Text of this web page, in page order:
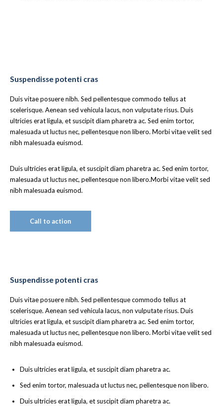
Suspendisse potenti cras
Duis vitae posuere nibh. Sed pellentesque commodo tellus at
scelerisque. Aenean sed vehicula lacus, non vulputate risus. Duis
ultricies erat ligula, et suscipit diam pharetra ac. Sed enim tortor,
malesuada ut luctus nec, pellentesque non libero. Morbi vitae velit sed
nibh malesuada euismod.
Duis ultricies erat ligula, et suscipit diam pharetra ac. Sed enim tortor,
malesuada ut luctus nec, pellentesque non libero.Morbi vitae velit sed
nibh malesuada euismod.
Call to action
Suspendisse potenti cras
Duis vitae posuere nibh. Sed pellentesque commodo tellus at
scelerisque. Aenean sed vehicula lacus, non vulputate risus. Duis
ultricies erat ligula, et suscipit diam pharetra ac. Sed enim tortor,
malesuada ut luctus nec, pellentesque non libero. Morbi vitae velit sed
nibh malesuada euismod.
Duis ultricies erat ligula, et suscipit diam pharetra ac.
Sed enim tortor, malesuada ut luctus nec, pellentesque non libero.
Duis ultricies erat ligula, et suscipit diam pharetra ac.